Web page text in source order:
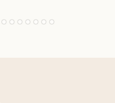
per feste di